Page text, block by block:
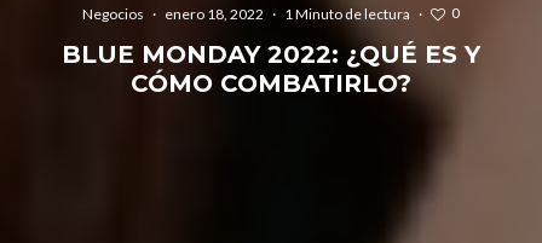
Negocios · enero 18, 2022 · 1 Minuto de lectura · 0
BLUE MONDAY 2022: ¿QUÉ ES Y
CÓMO COMBATIRLO?